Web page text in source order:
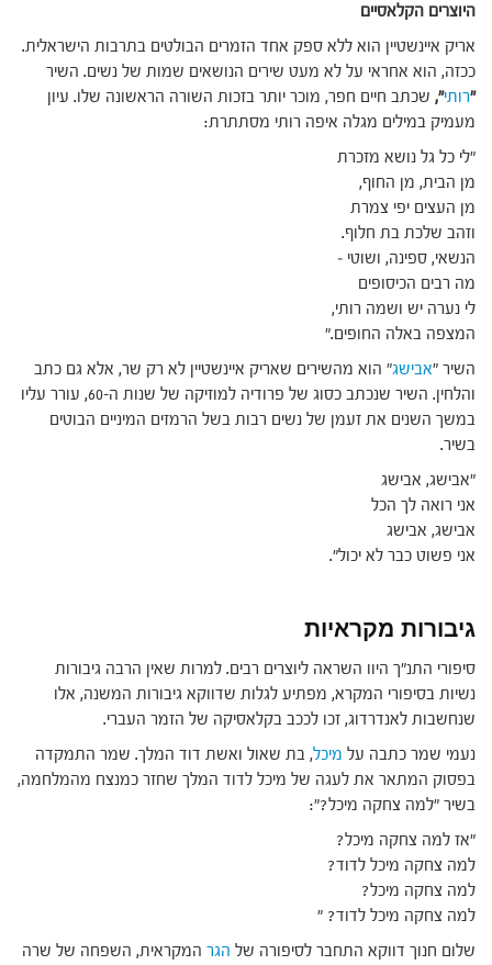
היוצרים הקלאסיים
אריק איינשטיין הוא ללא ספק אחד הזמרים הבולטים בתרבות הישראלית.
ככזה, הוא אחראי על לא מעט שירים הנושאים שמות של נשים. השיר
"רותי", שכתב חיים חפר, מוכר יותר בזכות השורה הראשונה שלו. עיון
מעמיק במילים מגלה איפה רותי מסתתרת:
"לי כל גל נושא מזכרת
מן הבית, מן החוף,
מן העצים יפי צמרת
וזהב שלכת בת חלוף.
הנשאי, ספינה, ושוטי –
מה רבים הכיסופים
לי נערה יש ושמה רותי,
המצפה באלה החופים."
השיר "אבישג" הוא מהשירים שאריק איינשטיין לא רק שר, אלא גם כתב
והלחין. השיר שנכתב כסוג של פרודיה למוזיקה של שנות ה-60, עורר עליו
במשך השנים את זעמן של נשים רבות בשל הרמזים המיניים הבוטים
בשיר.
"אבישג, אבישג
אני רואה לך הכל
אבישג, אבישג
אני פשוט כבר לא יכול".
גיבורות מקראיות
סיפורי התנ"ך היוו השראה ליוצרים רבים. למרות שאין הרבה גיבורות
נשיות בסיפורי המקרא, מפתיע לגלות שדווקא גיבורות המשנה, אלו
שנחשבות לאנדרדוג, זכו לככב בקלאסיקה של הזמר העברי.
נעמי שמר כתבה על מיכל, בת שאול ואשת דוד המלך. שמר התמקדה
בפסוק המתאר את לעגה של מיכל לדוד המלך שחזר כמנצח מהמלחמה,
בשיר "למה צחקה מיכל?":
"אז למה צחקה מיכל?
למה צחקה מיכל לדוד?
למה צחקה מיכל?
למה צחקה מיכל לדוד? "
שלום חנוך דווקא התחבר לסיפורה של הגר המקראית, השפחה של שרה